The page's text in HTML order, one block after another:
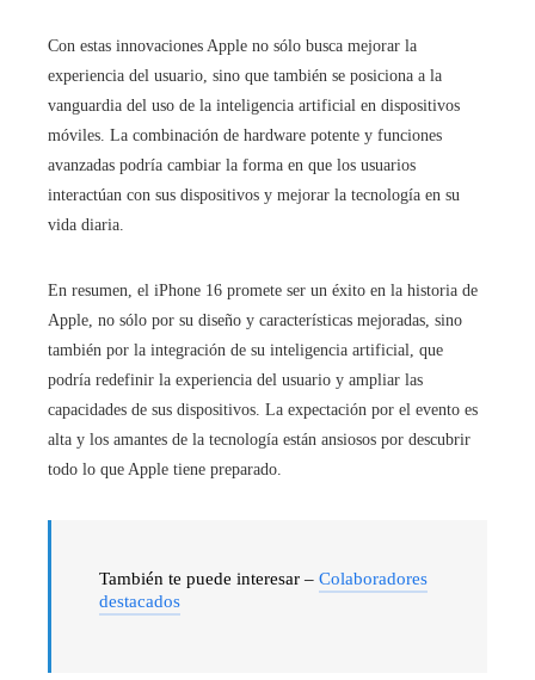
Con estas innovaciones Apple no sólo busca mejorar la
experiencia del usuario, sino que también se posiciona a la
vanguardia del uso de la inteligencia artificial en dispositivos
móviles. La combinación de hardware potente y funciones
avanzadas podría cambiar la forma en que los usuarios
interactúan con sus dispositivos y mejorar la tecnología en su
vida diaria.
En resumen, el iPhone 16 promete ser un éxito en la historia de
Apple, no sólo por su diseño y características mejoradas, sino
también por la integración de su inteligencia artificial, que
podría redefinir la experiencia del usuario y ampliar las
capacidades de sus dispositivos. La expectación por el evento es
alta y los amantes de la tecnología están ansiosos por descubrir
todo lo que Apple tiene preparado.
También te puede interesar – Colaboradores
destacados